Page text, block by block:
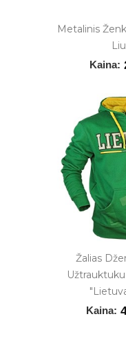
Metalinis
Kaina:
Žalias
Kaina: